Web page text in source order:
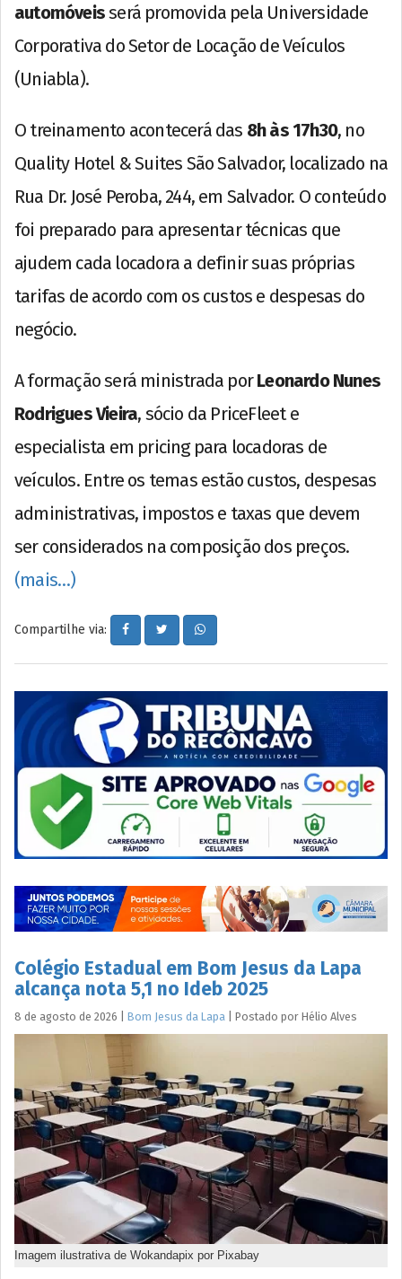
automóveisserá promovida pela Universidade
Corporativa do Setor de Locação de Veículos
(Uniabla).
O treinamento acontecerá das 8h às 17h30, no
Quality Hotel & Suites São Salvador, localizado na
Rua Dr. José Peroba, 244, em Salvador. O conteúdo
foi preparado para apresentar técnicas que
ajudem cada locadora a definir suas próprias
tarifas de acordo com os custos e despesas do
negócio.
A formação será ministrada porLeonardo Nunes
Rodrigues Vieira, sócio da PriceFleet e
especialista em pricing para locadoras de
veículos. Entre os temas estão custos, despesas
administrativas, impostos e taxas que devem
ser considerados na composição dos preços.
(mais…)
Compartilhe via:
Colégio Estadual em Bom Jesus da Lapa
alcança nota 5,1 no Ideb 2025
8 de agosto de 2026 Bom Jesus da Lapa Postado por Hélio Alves
Imagem ilustrativa de Wokandapix por Pixabay